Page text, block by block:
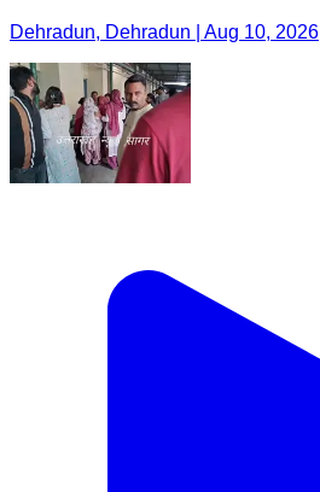
Dehradun, Dehradun | Aug 10, 2026